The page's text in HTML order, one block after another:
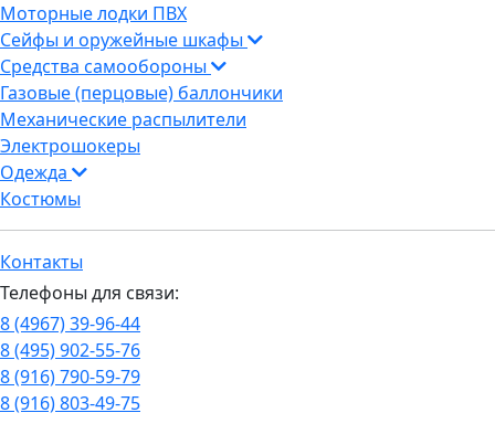
Моторные лодки ПВХ
Сейфы и оружейные шкафы
Средства самообороны
Газовые (перцовые) баллончики
Механические распылители
Электрошокеры
Одежда
Костюмы
Контакты
Телефоны для связи:
8 (4967) 39-96-44
8 (495) 902-55-76
8 (916) 790-59-79
8 (916) 803-49-75